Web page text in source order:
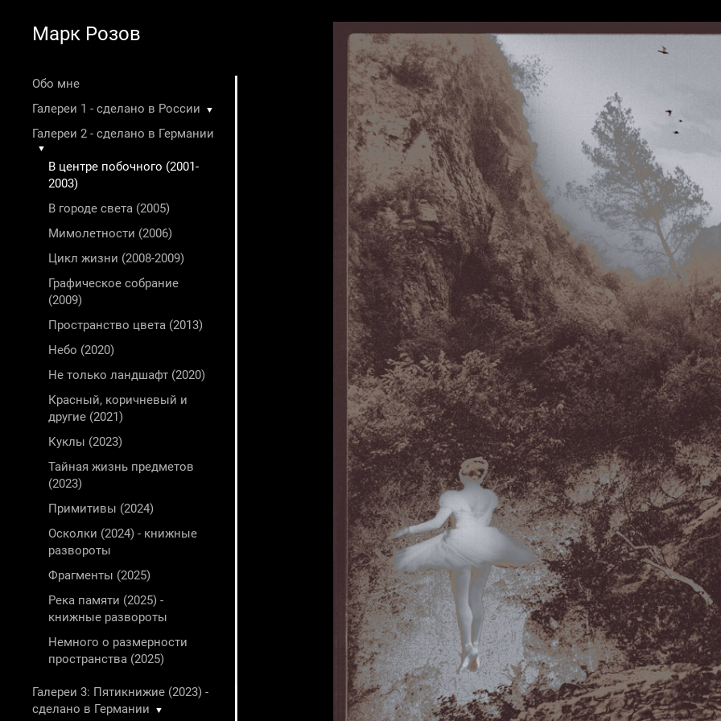
Марк Розов
Обо мне
Галереи 1 - сделано в России
▼
Галереи 2 - сделано в Германии
▼
В центре побочного (2001-
2003)
В городе света (2005)
Мимолетности (2006)
Цикл жизни (2008-2009)
Графическое собрание
(2009)
Пространство цвета (2013)
Небо (2020)
Не только ландшафт (2020)
Красный, коричневый и
другие (2021)
Куклы (2023)
Тайная жизнь предметов
(2023)
Примитивы (2024)
Осколки (2024) - книжные
развороты
Фрагменты (2025)
Река памяти (2025) -
книжные развороты
Немного о размерности
пространства (2025)
Галереи 3: Пятикнижие (2023) -
сделано в Германии
▼